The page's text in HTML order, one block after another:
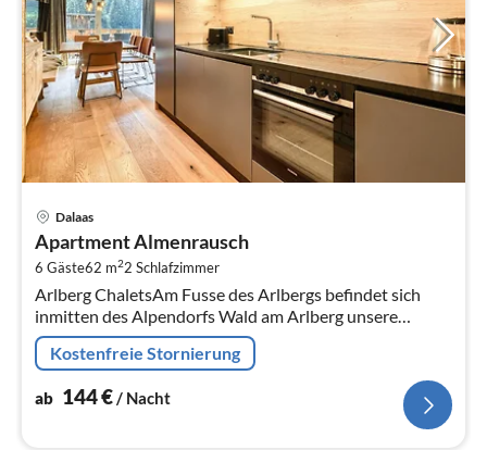
Dalaas
Apartment Almenrausch
6 Gäste62 m22 Schlafzimmer
Arlberg ChaletsAm Fusse des Arlbergs befindet sich
inmitten des Alpendorfs Wald am Arlberg unsere
Anlage  die Arlberg Chalets! Bei uns wird Urlaub neu
definiert!
Kostenfreie Stornierung
ab 144€/ Nacht